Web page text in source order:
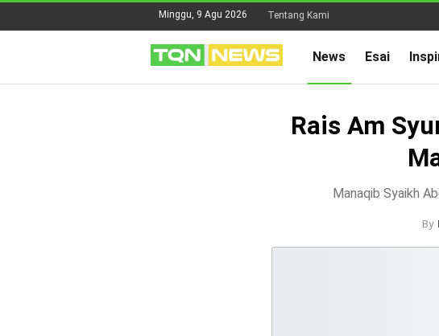
Minggu, 9 Agu 2026 Tentang Kami
News Esai
Rais Am
Manaqib Syaikh
By